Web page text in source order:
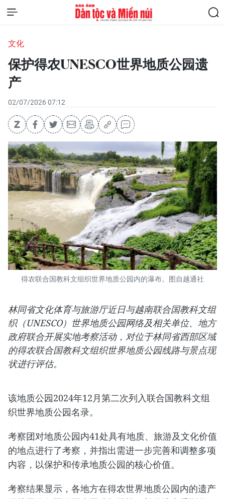
文化
保护得农UNESCO世界地质公园遗
产
02/07/2026 07:12
得农联合国教科文组织世界地质公园内的瀑布。图自越通社
林同省文化体育与旅游厅近日与越南联合国教科文组
织（UNESCO）世界地质公园网络及相关单位、地方
政府联合开展实地考察活动，对位于林同省西部区域
的得农联合国教科文组织世界地质公园线路与景点现
状进行评估。
该地质公园2024年12月第二次列入联合国教科文组
织世界地质公园名录。
考察团对地质公园内41处具有地质、旅游及文化价值
的地点进行了考察，并指出需进一步完善和调整多项
内容，以保护和传承地质公园的核心价值。
考察结果显示，各地方在得农世界地质公园内的遗产